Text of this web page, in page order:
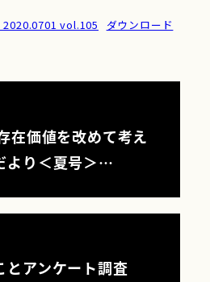
2020.0701 vol.105 ダウンロード
在価値を改めて考え
より＜夏号＞…
とアンケート調査